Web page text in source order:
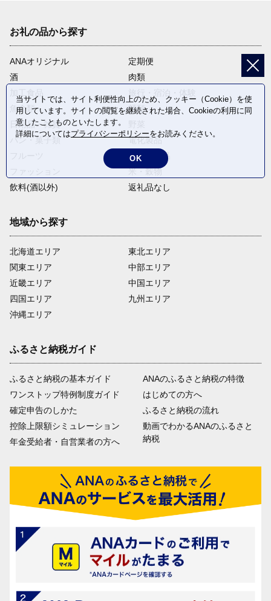
お礼の品から探す
ANAオリジナル
定期便
酒
肉類
加工食品
旅行・宿泊・体験
魚介類
麺類
日用品・雑貨
パン・菓子類
電化製品
卵・乳製品
米・穀物
飲料(酒以外)
返礼品なし
地域から探す
北海道エリア
関東エリア
近畿エリア
四国エリア
沖縄エリア
東北エリア
中部エリア
中国エリア
九州エリア
ふるさと納税ガイド
ふるさと納税の基本ガイド
ワンストップ特例制度ガイド
確定申告のしかた
控除上限額シミュレーション
年金受給者・自営業者の方へ
ANAのふるさと納税の特徴
はじめての方へ
ふるさと納税の流れ
動画でわかるANAのふるさと
納税
当サイトでは、サイト利便性向上のため、クッキー（Cookie）を使
用しています。サイトの閲覧を継続された場合、Cookieの利用に同
意したことものといたします。
詳細についてはプライバシーポリシーをお読みください。
OK